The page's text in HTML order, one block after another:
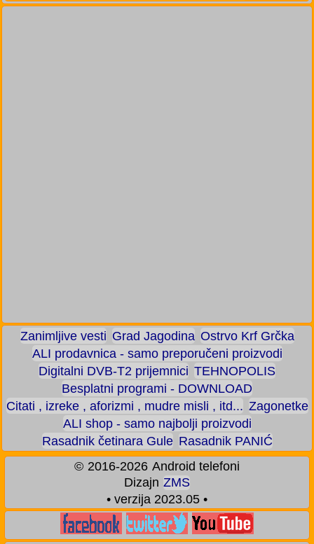
Zanimljive vesti Grad Jagodina Ostrvo Krf Grčka
ALI prodavnica - samo preporučeni proizvodi
Digitalni DVB-T2 prijemnici TEHNOPOLIS
Besplatni programi - DOWNLOAD
Citati , izreke , aforizmi , mudre misli , itd... Zagonetke
ALI shop - samo najbolji proizvodi
Rasadnik četinara Gule Rasadnik PANIĆ
© 2016-2026 Android telefoni
Dizajn ZMS
• verzija 2023.05 •